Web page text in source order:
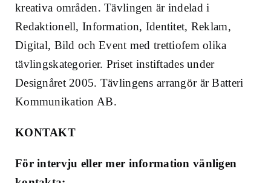
kreativa områden. Tävlingen är indelad i
Redaktionell, Information, Identitet, Reklam,
Digital, Bild och Event med trettiofem olika
tävlingskategorier. Priset instiftades under
Designåret 2005. Tävlingens arrangör är Batteri
Kommunikation AB.
KONTAKT
För intervju eller mer information vänligen